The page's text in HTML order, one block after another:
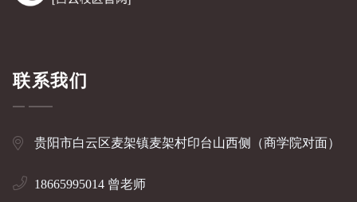
联系我们
贵阳市白云区麦架镇麦架村印台山西侧（商学院对面）
18665995014 曾老师